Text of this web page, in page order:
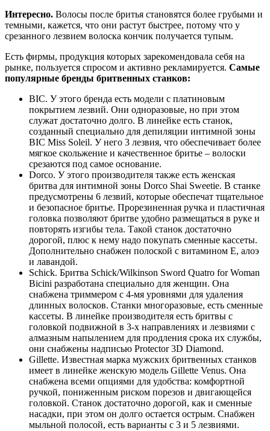
Интересно. Волосы после бритья становятся более грубыми и
темными, кажется, что они растут быстрее, потому что у
срезанного лезвием волоска кончик получается тупым.
Есть фирмы, продукция которых зарекомендовала себя на
рынке, пользуется спросом и активно рекламируется. Самые
популярные бренды бритвенных станков:
BIC. У этого бренда есть модели с платиновым
покрытием лезвий. Они одноразовые, но при этом
служат достаточно долго. В линейке есть станок,
созданный специально для депиляции интимной зоны
BIC Miss Soleil. У него 3 лезвия, что обеспечивает более
мягкое скольжение и качественное бритье – волоски
срезаются под самое основание.
Dorco. У этого производителя также есть женская
бритва для интимной зоны Dorco Shai Sweetie. В станке
предусмотрены 6 лезвий, которые обеспечат тщательное
и безопасное бритье. Прорезиненная ручка и пластичная
головка позволяют бритве удобно размещаться в руке и
повторять изгибы тела. Такой станок достаточно
дорогой, плюс к нему надо покупать сменные кассеты.
Дополнительно снабжен полоской с витамином Е, алоэ
и лавандой.
Schick. Бритва Schick/Wilkinson Sword Quatro for Woman
Bicini разработана специально для женщин. Она
снабжена триммером с 4-мя уровнями для удаления
длинных волосков. Станки многоразовые, есть сменные
кассеты. В линейке производителя есть бритвы с
головкой подвижной в 3-х направлениях и лезвиями с
алмазным напылением для продления срока их службы,
они снабжены надписью Protector 3D Diamond.
Gillette. Известная марка мужских бритвенных станков
имеет в линейке женскую модель Gillette Venus. Она
снабжена всеми опциями для удобства: комфортной
ручкой, пониженным риском порезов и двигающейся
головкой. Станок достаточно дорогой, как и сменные
насадки, при этом он долго остается острым. Снабжен
мыльной полосой, есть варианты с 3 и 5 лезвиями.